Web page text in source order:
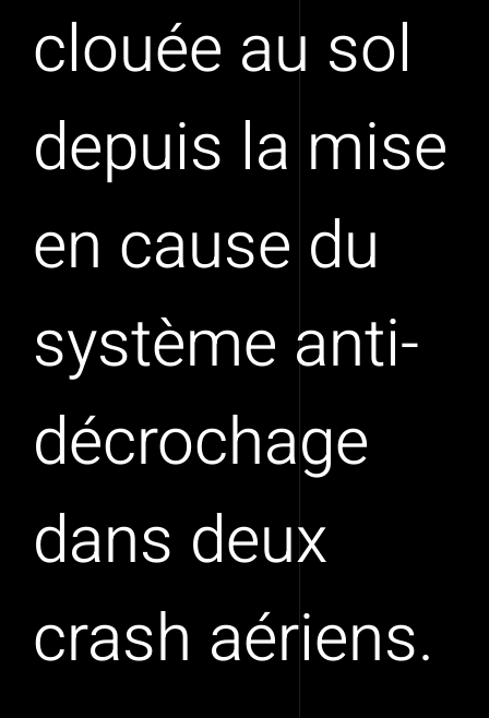
clouée au sol
depuis la mise
en cause du
système anti-
décrochage
dans deux
crash aériens.